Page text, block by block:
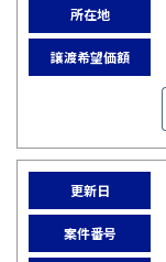
所在地
譲渡希望価額
更新日
案件番号